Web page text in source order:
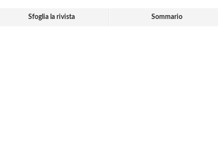
Sfoglia la rivista Sommario